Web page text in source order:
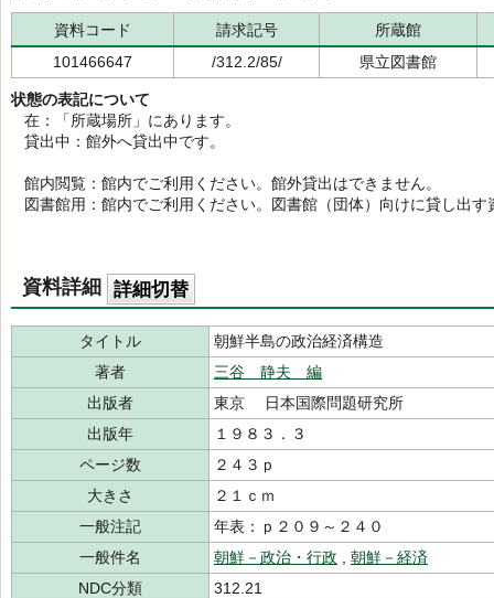
資料コード 請求記号
所蔵館
101466647
/312.2/85/ 県立図書館
状態の表記について
在：「所蔵場所」にあります。
貸出中：館外へ貸出中です。
館内閲覧：館内でご利用ください。館外貸出はできません。
図書館用：館内でご利用ください。図書館（団体）向けに貸し出す
資料詳細 詳細切替
タイトル
朝鮮半島の政治経済構造
著者
三谷 静夫 編
出版者
東京 日本国際問題研究所
出版年
１９８３．３
ページ数
２４３ｐ
大きさ
２１ｃｍ
一般注記
年表：ｐ２０９～２４０
一般件名
朝鮮－政治・行政
朝鮮－経済
NDC分類
312.21